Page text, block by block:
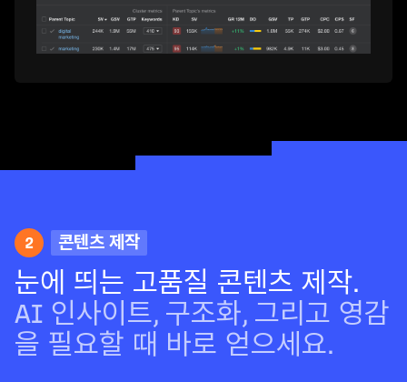
2 콘텐츠 제작
눈에 띄는 고품질 콘텐츠 제작.
AI 인사이트, 구조화, 그리고 영감
을 필요할 때 바로 얻으세요.